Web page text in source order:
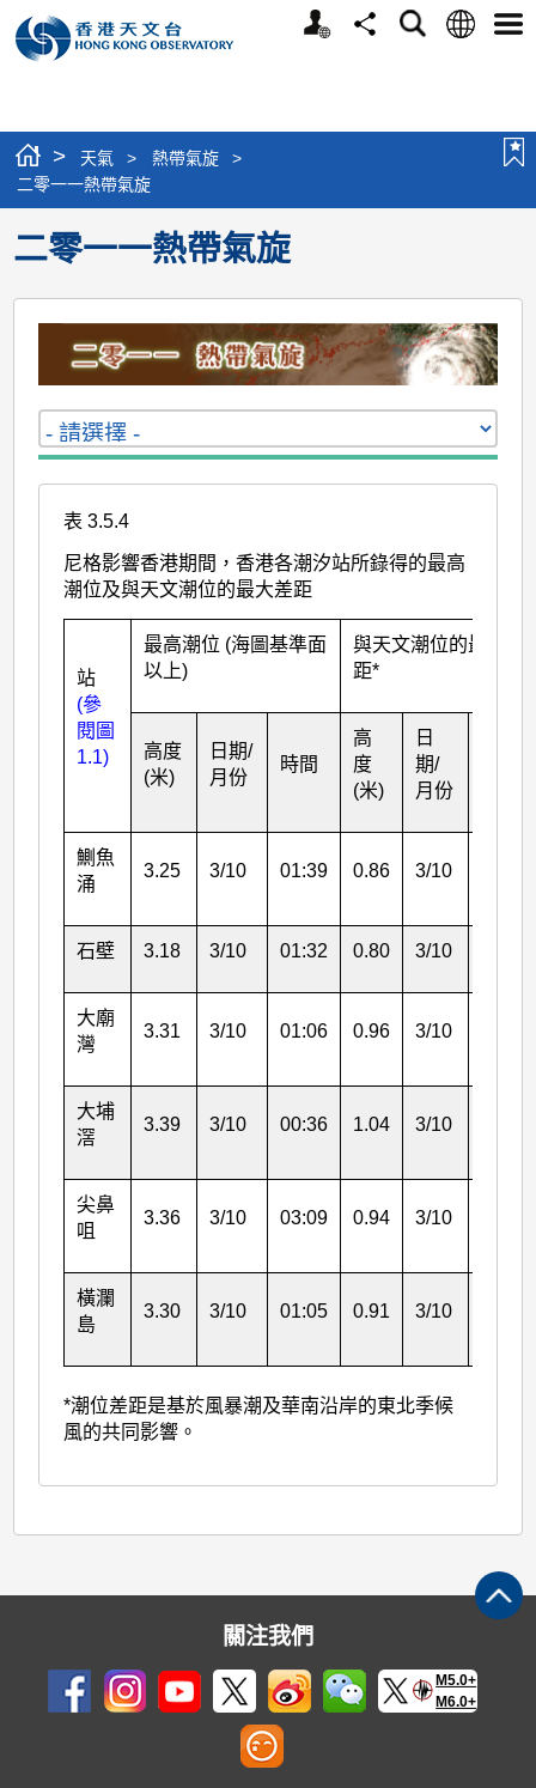
個
分
搜
語
選
> 天氣 > 熱帶氣旋
>
二零一一熱帶氣旋
二零一一熱帶氣旋
表 3.5.4
尼格影響香港期間，香港各潮汐站所錄得的最高
潮位及與天文潮位的最大差距
站
(參
閱圖
1.1)
最高潮位 (海圖基準面
以上)
與天文潮位的最大差
距*
高度
(米)
日期/
月份
時間
高
度
(米)
日
期/
月份
鰂魚
涌
3.25 3/10 01:39 0.86 3/10
石壁 3.18 3/10 01:32 0.80 3/10
大廟
灣
3.31 3/10 01:06 0.96 3/10
大埔
滘
3.39 3/10 00:36 1.04 3/10
尖鼻
咀
3.36 3/10 03:09 0.94 3/10
橫瀾
島
3.30 3/10 01:05 0.91 3/10
*潮位差距是基於風暴潮及華南沿岸的東北季候
風的共同影響。
關注我們
M5.0+
M6.0+